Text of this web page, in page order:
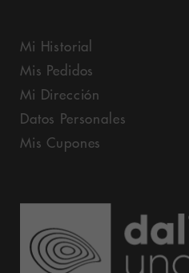
Mi Historial
Mis Pedidos
Mi Dirección
Datos Personales
Mis Cupones